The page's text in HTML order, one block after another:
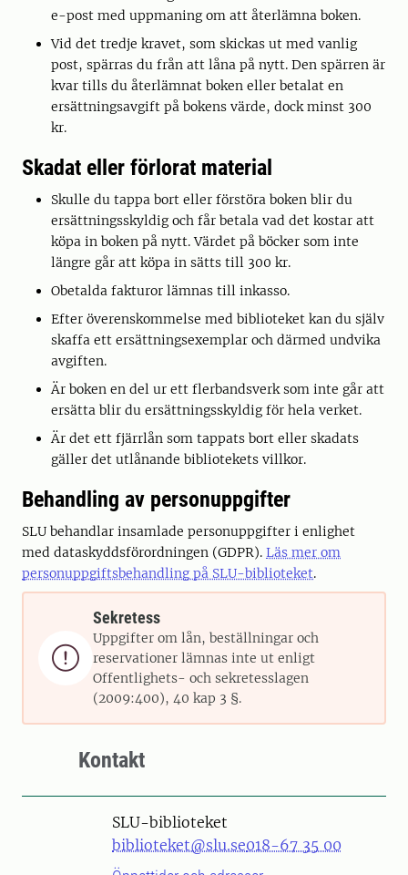
e-post med uppmaning om att återlämna boken.
Vid det tredje kravet, som skickas ut med vanlig
post, spärras du från att låna på nytt. Den spärren är
kvar tills du återlämnat boken eller betalat en
ersättningsavgift på bokens värde, dock minst 300
kr.
Skadat eller förlorat material
Skulle du tappa bort eller förstöra boken blir du
ersättningsskyldig och får betala vad det kostar att
köpa in boken på nytt. Värdet på böcker som inte
längre går att köpa in sätts till 300 kr.
Obetalda fakturor lämnas till inkasso.
Efter överenskommelse med biblioteket kan du själv
skaffa ett ersättningsexemplar och därmed undvika
avgiften.
Är boken en del ur ett flerbandsverk som inte går att
ersätta blir du ersättningsskyldig för hela verket.
Är det ett fjärrlån som tappats bort eller skadats
gäller det utlånande bibliotekets villkor.
Behandling av personuppgifter
SLU behandlar insamlade personuppgifter i enlighet
med dataskyddsförordningen (GDPR). Läs mer om
personuppgiftsbehandling på SLU-biblioteket.

Sekretess
Uppgifter om lån, beställningar och
reservationer lämnas inte ut enligt
Offentlighets- och sekretesslagen
(2009:400), 40 kap 3 §.
Kontakt
SLU-biblioteket
biblioteket@slu.se018-67 35 00